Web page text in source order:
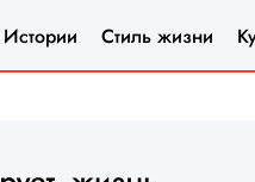
Истории Стиль жизни